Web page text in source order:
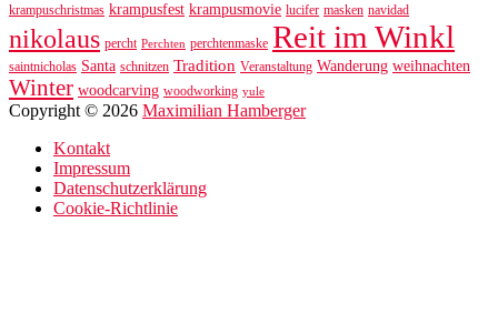
krampuschristmas krampusfest krampusmovie lucifer masken navidad
nikolaus percht Perchten perchtenmaske Reit im Winkl
saintnicholas Santa schnitzen Tradition Veranstaltung Wanderung weihnachten
Winter woodcarving woodworking yule
Copyright © 2026 Maximilian Hamberger
Kontakt
Impressum
Datenschutzerklärung
Cookie-Richtlinie